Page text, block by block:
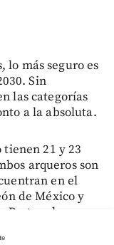
lo más seguro es
Sin
las categorías
a la absoluta.
tienen 21 y 23
arqueros son
en el
de México y
Portugal.